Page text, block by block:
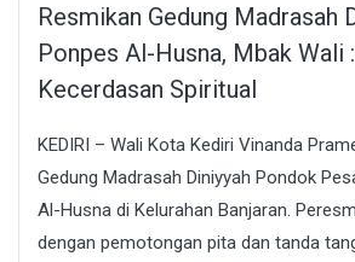
Resmikan Gedung Madrasah
Ponpes Al-Husna, Mbak Wali
Kecerdasan Spiritual
KEDIRI – Wali Kota Kediri Vinanda
Gedung Madrasah Diniyyah Pondok
Al-Husna di Kelurahan Banjaran.
dengan pemotongan pita dan tanda